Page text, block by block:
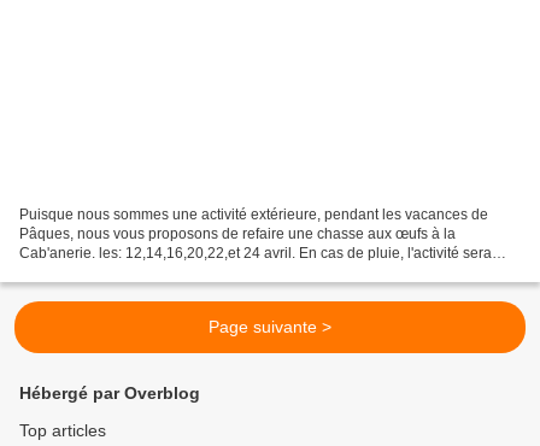
Puisque nous sommes une activité extérieure, pendant les vacances de
Pâques, nous vous proposons de refaire une chasse aux œufs à la
Cab'anerie. les: 12,14,16,20,22,et 24 avril. En cas de pluie, l'activité sera
Page suivante >
Hébergé par Overblog
Top articles